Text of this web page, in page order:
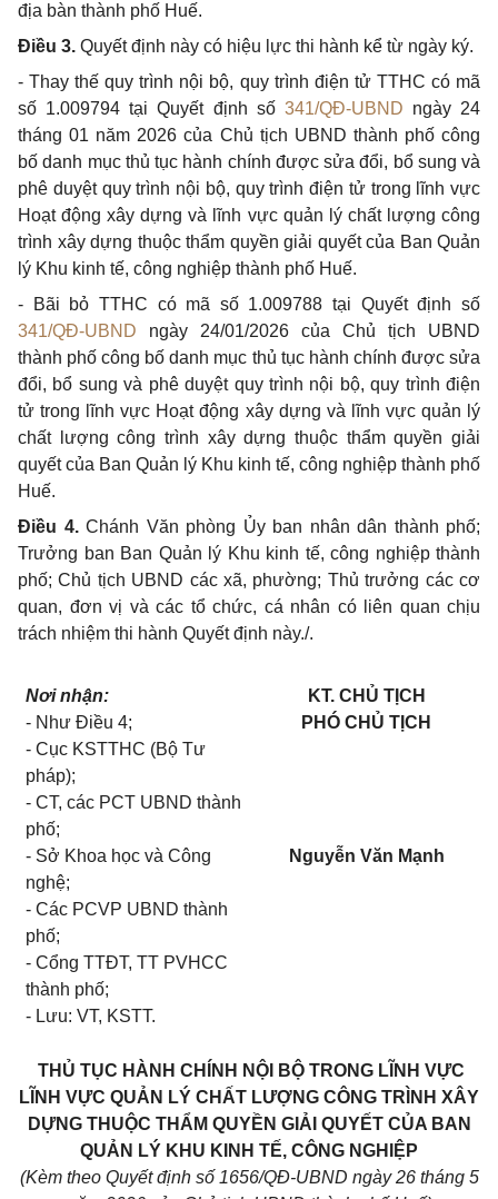
địa bàn thành phố Huế.
Điều 3. Quyết định này có hiệu lực thi hành kể từ ngày ký.
- Thay thế quy trình nội bộ, quy trình điện tử TTHC có mã
số 1.009794 tại Quyết định số 341/QĐ-UBND ngày 24
tháng 01 năm 2026 của Chủ tịch UBND thành phố công
bố danh mục thủ tục hành chính được sửa đổi, bổ sung và
phê duyệt quy trình nội bộ, quy trình điện tử trong lĩnh vực
Hoạt động xây dựng và lĩnh vực quản lý chất lượng công
trình xây dựng thuộc thẩm quyền giải quyết của Ban Quản
lý Khu kinh tế, công nghiệp thành phố Huế.
- Bãi bỏ TTHC có mã số 1.009788 tại Quyết định số
341/QĐ-UBND ngày 24/01/2026 của Chủ tịch UBND
thành phố công bố danh mục thủ tục hành chính được sửa
đổi, bổ sung và phê duyệt quy trình nội bộ, quy trình điện
tử trong lĩnh vực Hoạt động xây dựng và lĩnh vực quản lý
chất lượng công trình xây dựng thuộc thẩm quyền giải
quyết của Ban Quản lý Khu kinh tế, công nghiệp thành phố
Huế.
Điều 4. Chánh Văn phòng Ủy ban nhân dân thành phố;
Trưởng ban Ban Quản lý Khu kinh tế, công nghiệp thành
phố; Chủ tịch UBND các xã, phường; Thủ trưởng các cơ
quan, đơn vị và các tổ chức, cá nhân có liên quan chịu
trách nhiệm thi hành Quyết định này./.
Nơi nhận:
- Như Điều 4;
- Cục KSTTHC (Bộ Tư
pháp);
- CT, các PCT UBND thành
phố;
- Sở Khoa học và Công
nghệ;
- Các PCVP UBND thành
phố;
- Cổng TTĐT, TT PVHCC
thành phố;
- Lưu: VT, KSTT.
KT. CHỦ TỊCH
PHÓ CHỦ TỊCH
Nguyễn Văn Mạnh
THỦ TỤC HÀNH CHÍNH NỘI BỘ TRONG LĨNH VỰC
LĨNH VỰC QUẢN LÝ CHẤT LƯỢNG CÔNG TRÌNH XÂY
DỰNG THUỘC THẨM QUYỀN GIẢI QUYẾT CỦA BAN
QUẢN LÝ KHU KINH TẾ, CÔNG NGHIỆP
(Kèm theo Quyết định số 1656/QĐ-UBND ngày 26 tháng 5